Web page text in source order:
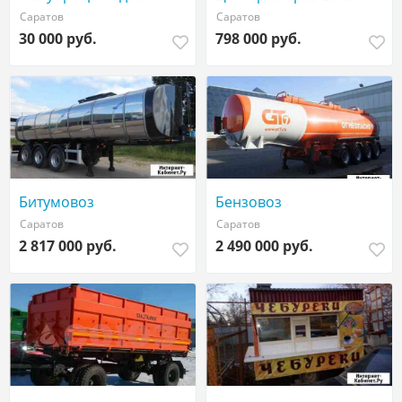
Саратов
30 000 руб.
Саратов
798 000 руб.
Битумовоз
Саратов
2 817 000 руб.
Бензовоз
Саратов
2 490 000 руб.